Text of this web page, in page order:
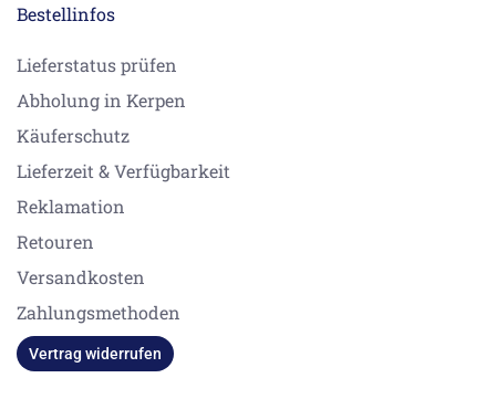
Bestellinfos
Lieferstatus prüfen
Abholung in Kerpen
Käuferschutz
Lieferzeit & Verfügbarkeit
Reklamation
Retouren
Versandkosten
Zahlungsmethoden
Vertrag widerrufen